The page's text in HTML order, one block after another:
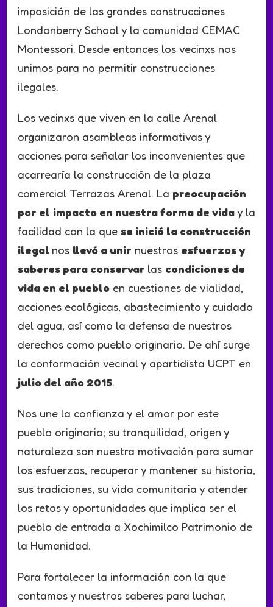
imposición de las grandes construcciones
Londonberry School y la comunidad CEMAC
Montessori. Desde entonces los vecinxs nos
unimos para no permitir construcciones
ilegales.
Los vecinxs que viven en la calle Arenal
organizaron asambleas informativas y
acciones para señalar los inconvenientes que
acarrearía la construcción de la plaza
comercial Terrazas Arenal. La preocupación
por el impacto en nuestra forma de viday la
facilidad con la que se inició la construcción
ilegal nos llevó a unir nuestros esfuerzos y
saberes para conservar las condiciones de
vida en el pueblo en cuestiones de vialidad,
acciones ecológicas, abastecimiento y cuidado
del agua, así como la defensa de nuestros
derechos como pueblo originario. De ahí surge
la conformación vecinal y apartidista UCPT en
julio del año 2015.
Nos une la confianza y el amor por este
pueblo originario; su tranquilidad, origen y
naturaleza son nuestra motivación para sumar
los esfuerzos, recuperar y mantener su historia,
sus tradiciones, su vida comunitaria y atender
los retos y oportunidades que implica ser el
pueblo de entrada a Xochimilco Patrimonio de
la Humanidad.
Para fortalecer la información con la que
contamos y nuestros saberes para luchar,